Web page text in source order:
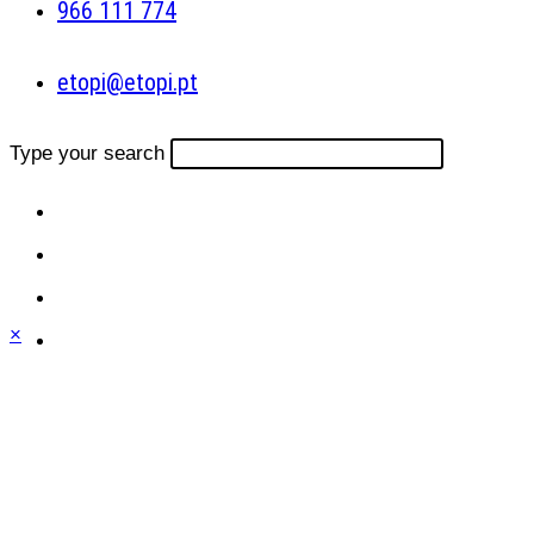
966 111 774
etopi@etopi.pt
Type your search
×